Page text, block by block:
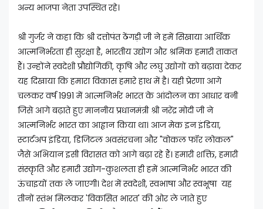
अन्य भाजपा नेता उपस्थित रहे।
श्री गुर्जर ने कहा कि श्री दत्तोपंत ठेंगड़ी जी ने हमें सिखाया आर्थिक
आत्मनिर्भरता ही सुरक्षा है, भारतीय उद्योग और श्रमिक हमारी ताकत
हैं। उन्होंने स्वदेशी प्रौद्योगिकी, कृषि और लघु उद्योगों को बढ़ावा देकर
यह दिखाया कि हमारा विकास हमारे हाथ में है। यही प्रेरणा आगे
चलकर वर्ष 1991 में आत्मनिर्भर भारत के आंदोलन का आधार बनी
जिसे आगे बढ़ाते हुए माननीय प्रधानमंत्री श्री नरेंद्र मोदी जी ने
आत्मनिर्भर भारत का आह्वान किया था। आज मेक इन इंडिया,
स्टार्टअप इंडिया, डिजिटल अवसंरचना और "वोकल फॉर लोकल"
जैसे अभियान इसी विरासत को आगे बढ़ा रहे हैं। हमारी शक्ति, हमारी
संस्कृति और हमारी उद्योग-कुशलता ही हमें आत्मनिर्भर भारत की
ऊंचाइयों तक ले जाएगी। देश में स्वदेशी, स्वभाषा और स्वभूषा यह
तीनों स्तंभ मिलकर 'विकसित भारत' की ओर ले जाते हुए